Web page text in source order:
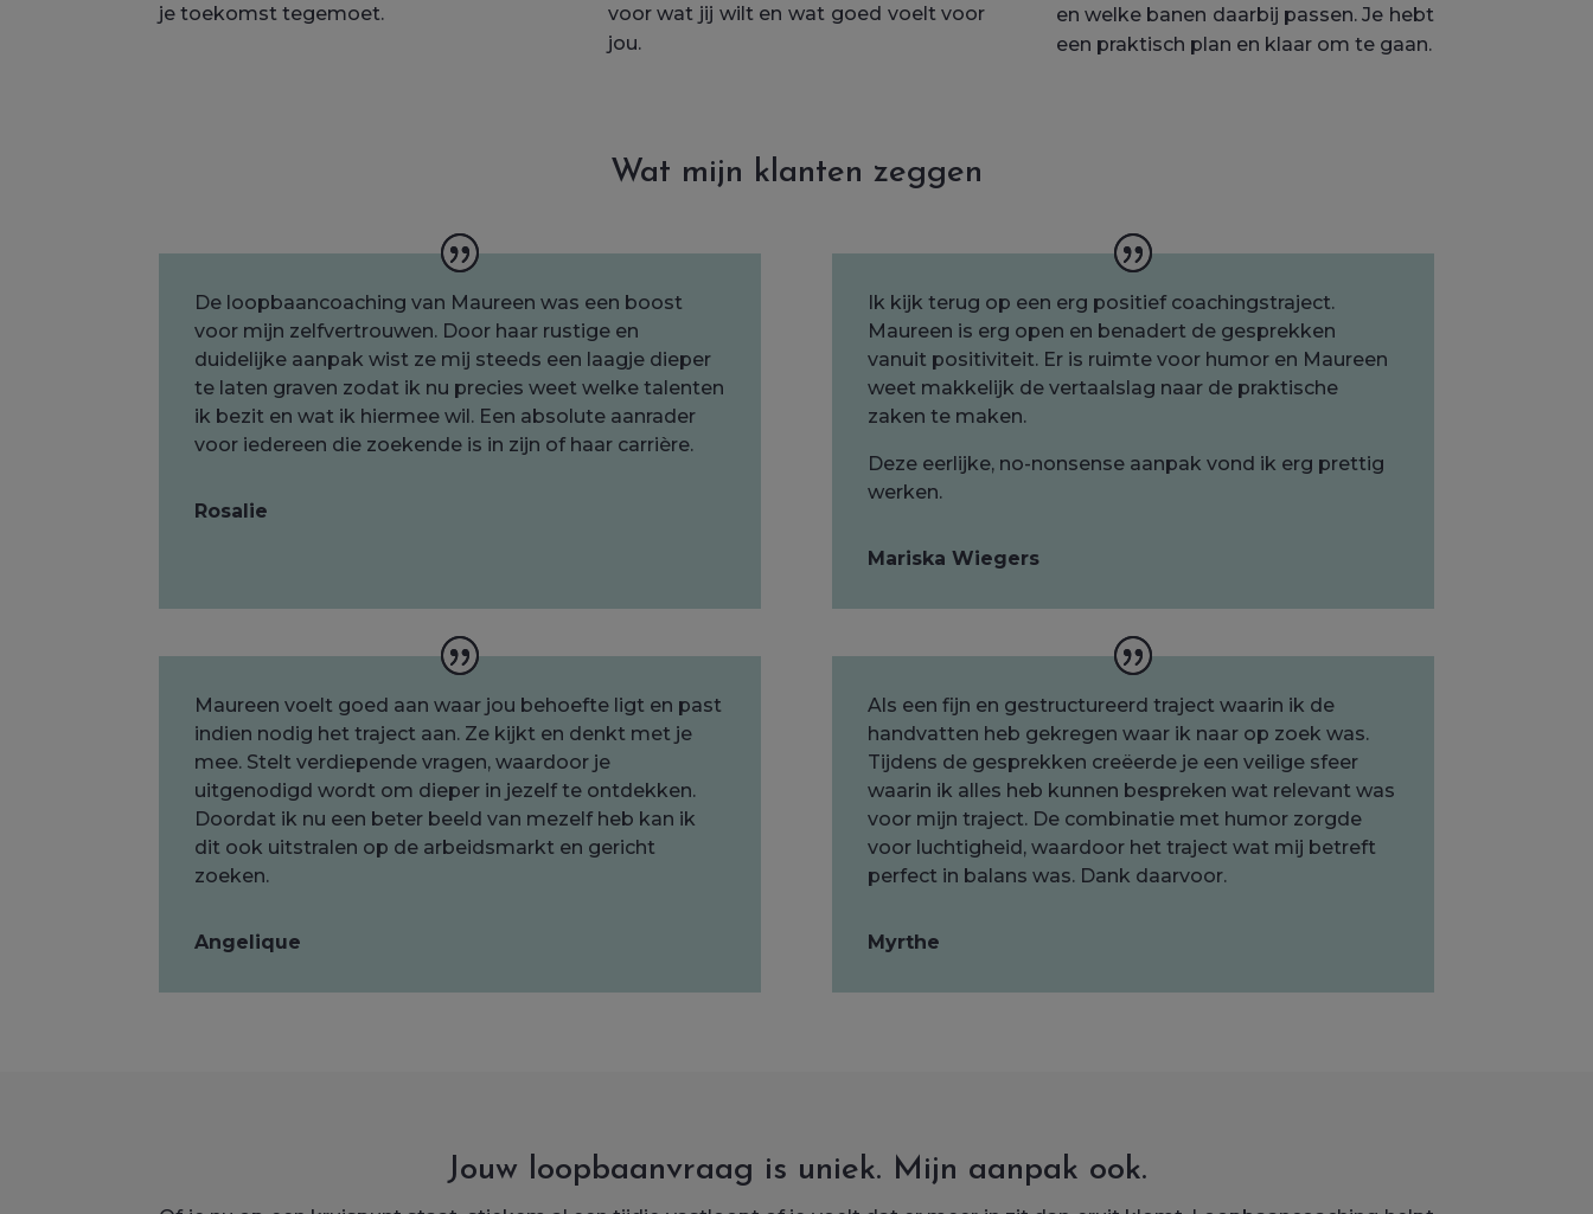
je toekomst tegemoet.
voor wat jij wilt en wat goed voelt voor
jou.
en welke banen daarbij passen. Je hebt
een praktisch plan en klaar om te gaan.
Wat mijn klanten zeggen
De loopbaancoaching van Maureen was een boost
voor mijn zelfvertrouwen. Door haar rustige en
duidelijke aanpak wist ze mij steeds een laagje dieper
te laten graven zodat ik nu precies weet welke talenten
ik bezit en wat ik hiermee wil. Een absolute aanrader
voor iedereen die zoekende is in zijn of haar carrière.
Rosalie
Ik kijk terug op een erg positief coachingstraject.
Maureen is erg open en benadert de gesprekken
vanuit positiviteit. Er is ruimte voor humor en Maureen
weet makkelijk de vertaalslag naar de praktische
zaken te maken.
Deze eerlijke, no-nonsense aanpak vond ik erg prettig
werken.
Mariska Wiegers
Maureen voelt goed aan waar jou behoefte ligt en past
indien nodig het traject aan. Ze kijkt en denkt met je
mee. Stelt verdiepende vragen, waardoor je
uitgenodigd wordt om dieper in jezelf te ontdekken.
Doordat ik nu een beter beeld van mezelf heb kan ik
dit ook uitstralen op de arbeidsmarkt en gericht
zoeken.
Angelique
Als een fijn en gestructureerd traject waarin ik de
handvatten heb gekregen waar ik naar op zoek was.
Tijdens de gesprekken creëerde je een veilige sfeer
waarin ik alles heb kunnen bespreken wat relevant was
voor mijn traject. De combinatie met humor zorgde
voor luchtigheid, waardoor het traject wat mij betreft
perfect in balans was. Dank daarvoor.
Myrthe
Jouw loopbaanvraag is uniek. Mijn aanpak ook.